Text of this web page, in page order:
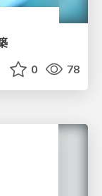
0 78